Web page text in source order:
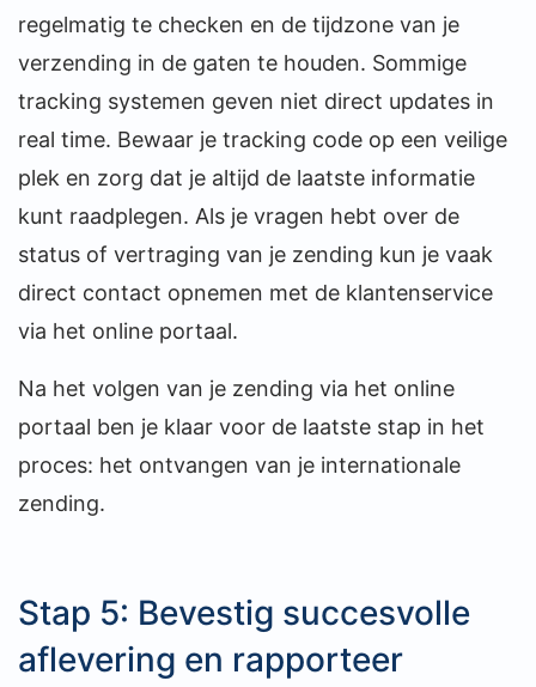
regelmatig te checken en de tijdzone van je
verzending in de gaten te houden. Sommige
tracking systemen geven niet direct updates in
real time. Bewaar je tracking code op een veilige
plek en zorg dat je altijd de laatste informatie
kunt raadplegen. Als je vragen hebt over de
status of vertraging van je zending kun je vaak
direct contact opnemen met de klantenservice
via het online portaal.
Na het volgen van je zending via het online
portaal ben je klaar voor de laatste stap in het
proces: het ontvangen van je internationale
zending.
Stap 5: Bevestig succesvolle
aflevering en rapporteer